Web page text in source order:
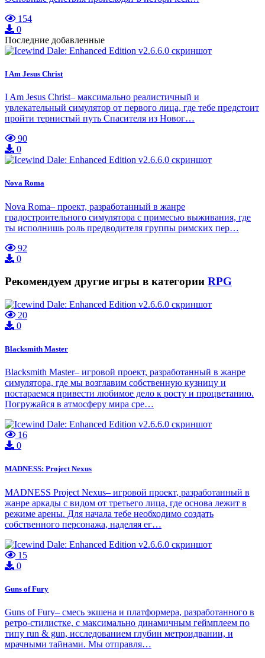
154
0
Последние добавленные
I Am Jesus Christ
I Am Jesus Christ– максимально реалистичный и
увлекательный симулятор от первого лица, где тебе предстоит
пройти тернистый путь Спасителя из Новог…
90
0
Nova Roma
Nova Roma– проект, разработанный в жанре
градостроительного симулятора с примесью выживания, где
ты исполнишь роль предводителя группы римских пер…
92
0
Рекомендуем другие игры в категории RPG
20
0
Blacksmith Master
Blacksmith Master– игровой проект, разработанный в жанре
симулятора, где мы возглавим собственную кузницу и
постараемся привести любимое дело к росту и процветанию.
Погружайся в атмосферу мира сре…
16
0
MADNESS: Project Nexus
MADNESS Project Nexus– игровой проект, разработанный в
жанре аркады с видом от третьего лица, где основа лежит в
режиме арены. Для начала тебе необходимо создать
собственного персонажа, наделяя ег…
15
0
Guns of Fury
Guns of Fury– смесь экшена и платформера, разработанного в
ретро-стилистке, с максимально динамичным геймплеем по
типу run & gun, исследованием глубин метроидвании, и
мрачными тайнами. Мы отправля…